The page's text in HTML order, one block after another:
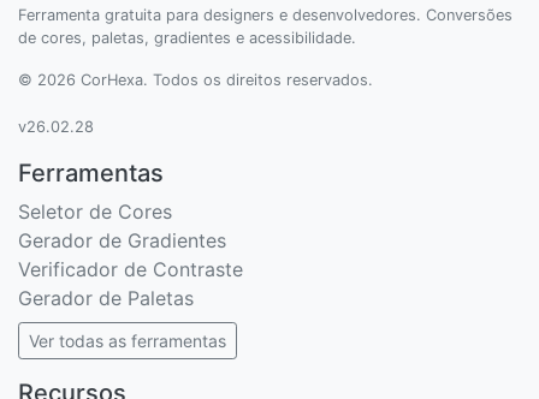
Ferramenta gratuita para designers e desenvolvedores. Conversões
de cores, paletas, gradientes e acessibilidade.
© 2026 CorHexa. Todos os direitos reservados.
v26.02.28
Ferramentas
Seletor de Cores
Gerador de Gradientes
Verificador de Contraste
Gerador de Paletas
Ver todas as ferramentas
Recursos